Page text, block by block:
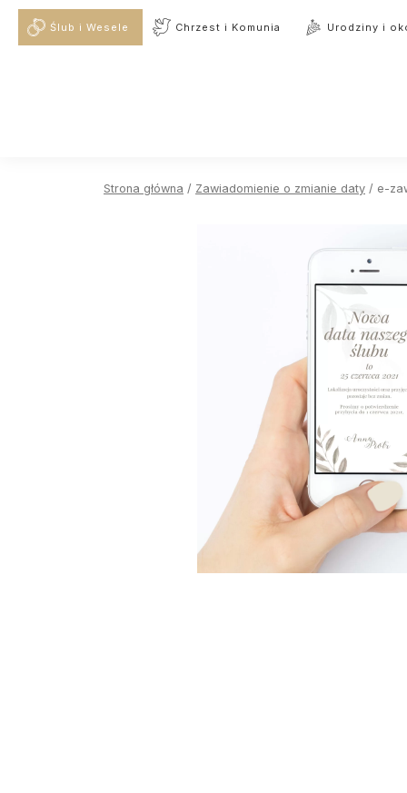
Ślub i Wesele Chrzest i Komunia Urodziny i
Strona główna / Zawiadomienie o zmianie daty / e-